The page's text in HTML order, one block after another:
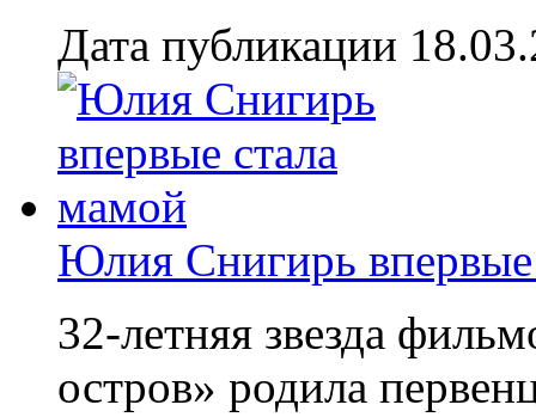
Дата публикации
Юлия Снигирь
32-летняя звезда
остров» родила